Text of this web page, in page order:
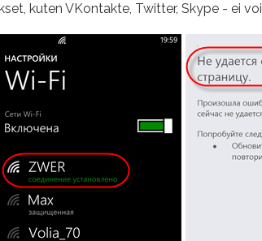
kuten VKontakte, Twitter, Skype - ei